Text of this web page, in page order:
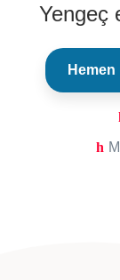
Yengeç